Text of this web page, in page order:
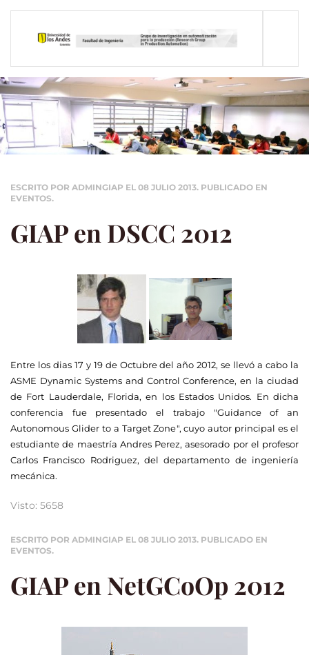
Skip to main content
ESCRITO POR ADMINGIAP EL 08 JULIO 2013. PUBLICADO EN
EVENTOS.
GIAP en DSCC 2012
Entre los dias 17 y 19 de Octubre del año 2012, se llevó a cabo la
ASME Dynamic Systems and Control Conference, en la ciudad
de Fort Lauderdale, Florida, en los Estados Unidos. En dicha
conferencia fue presentado el trabajo "Guidance of an
Autonomous Glider to a Target Zone", cuyo autor principal es el
estudiante de maestría Andres Perez, asesorado por el profesor
Carlos Francisco Rodriguez, del departamento de ingeniería
mecánica.
Visto: 5658
ESCRITO POR ADMINGIAP EL 08 JULIO 2013. PUBLICADO EN
EVENTOS.
GIAP en NetGCoOp 2012